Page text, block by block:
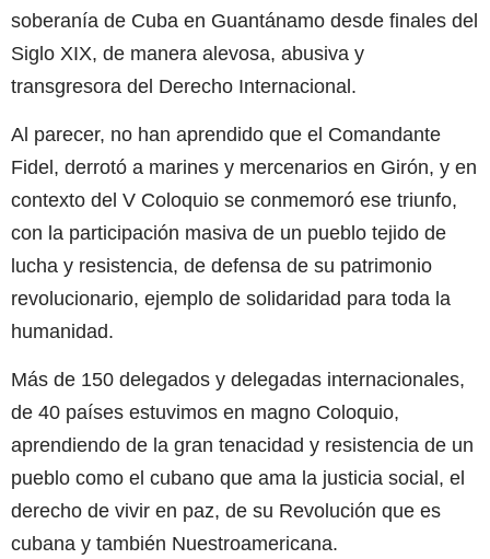
soberanía de Cuba en Guantánamo desde finales del
Siglo XIX, de manera alevosa, abusiva y
transgresora del Derecho Internacional.
Al parecer, no han aprendido que el Comandante
Fidel, derrotó a marines y mercenarios en Girón, y en
contexto del V Coloquio se conmemoró ese triunfo,
con la participación masiva de un pueblo tejido de
lucha y resistencia, de defensa de su patrimonio
revolucionario, ejemplo de solidaridad para toda la
humanidad.
Más de 150 delegados y delegadas internacionales,
de 40 países estuvimos en magno Coloquio,
aprendiendo de la gran tenacidad y resistencia de un
pueblo como el cubano que ama la justicia social, el
derecho de vivir en paz, de su Revolución que es
cubana y también Nuestroamericana.